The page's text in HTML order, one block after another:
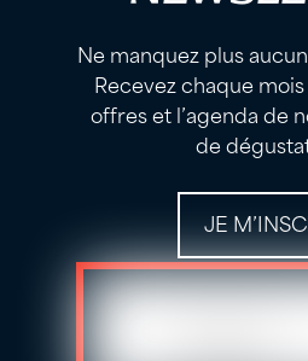
Ne manquez plus
Recevez chaque
offres et l’agenda de
de
JE